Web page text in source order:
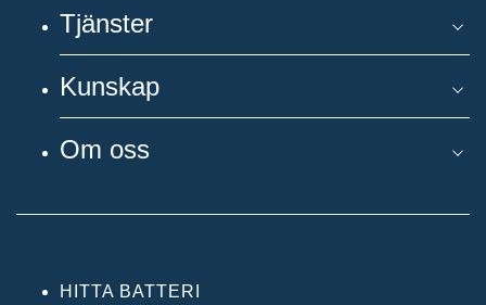
Tjänster
Kunskap
Om oss
HITTA BATTERI